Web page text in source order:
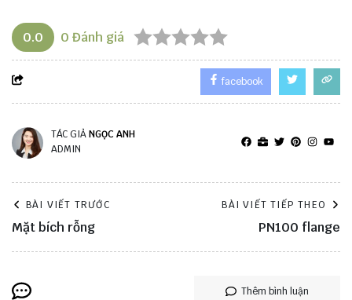
0.0 0 Đánh giá
facebook
TÁC GIẢNGỌC ANH
ADMIN
BÀI VIẾT TRƯỚC
Mặt bích rỗng
BÀI VIẾT TIẾP THEO
PN100 flange
Thêm bình luận